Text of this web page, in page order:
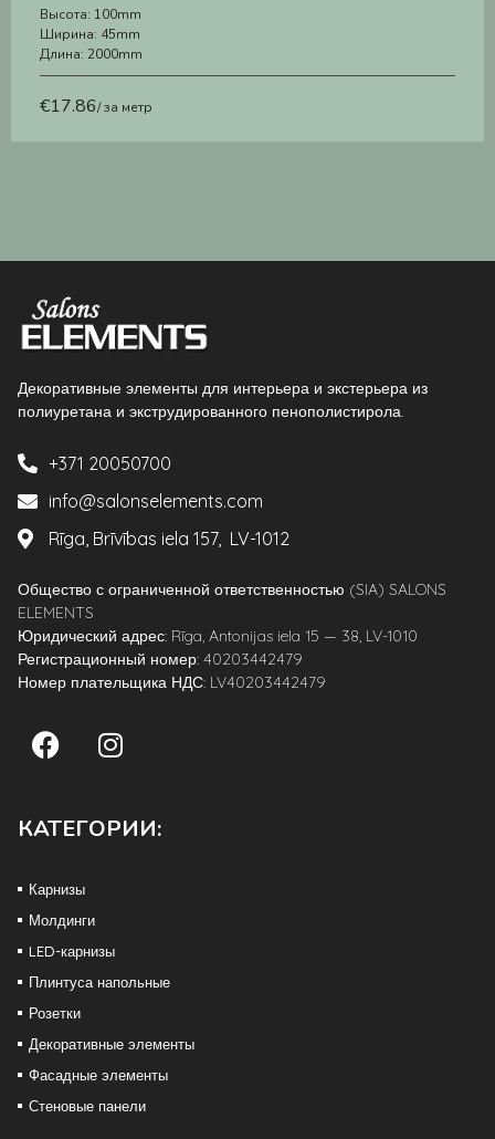
Высота: 100mm
Ширина: 45mm
Длина: 2000mm
€17.86/ за метр
Декоративные элементы для интерьера и экстерьера из
полиуретана и экструдированного пенополистирола.
+371 20050700
info@salonselements.com
Rīga, Brīvības iela 157, LV-1012
Общество с ограниченной ответственностью (SIA) SALONS
ELEMENTS
Юридический адрес: Rīga, Antonijas iela 15 — 38, LV-1010
Регистрационный номер: 40203442479
Номер плательщика НДС: LV40203442479
КАТЕГОРИИ:
Карнизы
Молдинги
LED-карнизы
Плинтуса напольные
Розетки
Декоративные элементы
Фасадные элементы
Стеновые панели